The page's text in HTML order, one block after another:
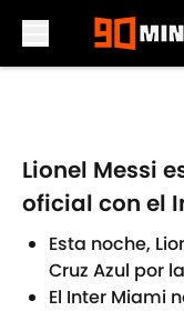
Lionel Messi
oficial con el
Esta noche,
Cruz Azul por
El Inter Miami